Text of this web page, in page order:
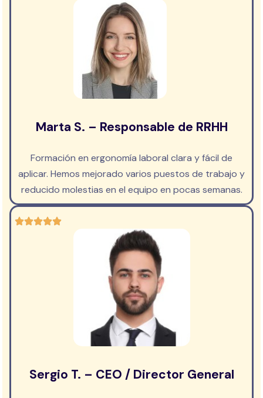
Marta S. – Responsable de RRHH
Formación en ergonomía laboral clara y fácil de
aplicar. Hemos mejorado varios puestos de trabajo y
reducido molestias en el equipo en pocas semanas.
Sergio T. – CEO / Director General